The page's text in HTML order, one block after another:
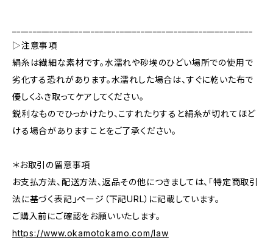
▷注意事項
絹糸は繊細な素材です。水濡れや砂埃のひどい場所での使用で
劣化する恐れがあります。水濡れした場合は、すぐに乾いた布で
優しくふき取ってケアしてください。
鋭利なものでひっかけたり、こすれたりすると絹糸が切れてほど
ける場合がありますことをご了承ください。
＊お取引の留意事項
お支払方法、配送方法、返品その他につきましては、「特定商取引
法に基づく表記」ページ（下記URL）に記載しています。
ご購入前にご確認をお願いいたします。
https://www.okamotokamo.com/law